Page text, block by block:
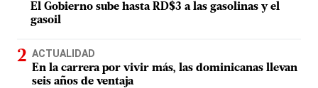
El Gobierno sube hasta RD$3 a las gasolinas y el
gasoil
ACTUALIDAD
En la carrera por vivir más, las dominicanas llevan
seis años de ventaja